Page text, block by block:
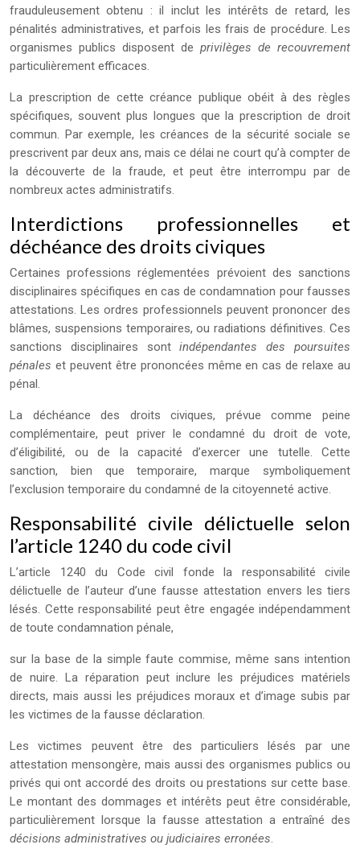
frauduleusement obtenu : il inclut les intérêts de retard, les
pénalités administratives, et parfois les frais de procédure. Les
organismes publics disposent de privilèges de recouvrement
particulièrement efficaces.
La prescription de cette créance publique obéit à des règles
spécifiques, souvent plus longues que la prescription de droit
commun. Par exemple, les créances de la sécurité sociale se
prescrivent par deux ans, mais ce délai ne court qu’à compter de
la découverte de la fraude, et peut être interrompu par de
nombreux actes administratifs.
Interdictions professionnelles et
déchéance des droits civiques
Certaines professions réglementées prévoient des sanctions
disciplinaires spécifiques en cas de condamnation pour fausses
attestations. Les ordres professionnels peuvent prononcer des
blâmes, suspensions temporaires, ou radiations définitives. Ces
sanctions disciplinaires sontindépendantes des poursuites
pénales et peuvent être prononcées même en cas de relaxe au
pénal.
La déchéance des droits civiques, prévue comme peine
complémentaire, peut priver le condamné du droit de vote,
d’éligibilité, ou de la capacité d’exercer une tutelle. Cette
sanction, bien que temporaire, marque symboliquement
l’exclusion temporaire du condamné de la citoyenneté active.
Responsabilité civile délictuelle selon
l’article 1240 du code civil
L’article 1240 du Code civil fonde la responsabilité civile
délictuelle de l’auteur d’une fausse attestation envers les tiers
lésés. Cette responsabilité peut être engagée indépendamment
de toute condamnation pénale,
sur la base de la simple faute commise, même sans intention
de nuire. La réparation peut inclure les préjudices matériels
directs, mais aussi les préjudices moraux et d’image subis par
les victimes de la fausse déclaration.
Les victimes peuvent être des particuliers lésés par une
attestation mensongère, mais aussi des organismes publics ou
privés qui ont accordé des droits ou prestations sur cette base.
Le montant des dommages et intérêts peut être considérable,
particulièrement lorsque la fausse attestation a entraîné des
décisions administratives ou judiciaires erronées.